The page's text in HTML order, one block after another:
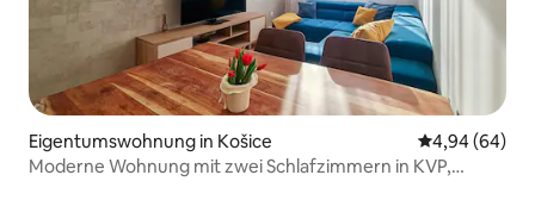
Eigentumswohnung in Košice
4,94 (64)
Moderne Wohnung mit zwei Schlafzimmern in KVP,